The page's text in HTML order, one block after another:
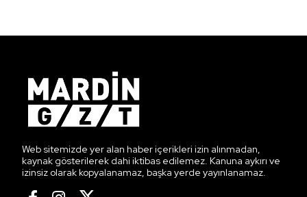
Web sitemizde yer alan haber içerikleri izin alınmadan,
kaynak gösterilerek dahi iktibas edilemez. Kanuna aykırı ve
izinsiz olarak kopyalanamaz, başka yerde yayınlanamaz.